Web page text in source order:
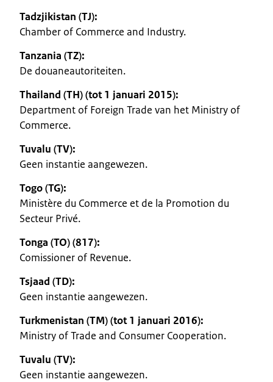
Tadzjikistan (TJ):
Chamber of Commerce and Industry.
Tanzania (TZ):
De douaneautoriteiten.
Thailand (TH) (tot 1 januari 2015):
Department of Foreign Trade van het Ministry of
Commerce.
Tuvalu (TV):
Geen instantie aangewezen.
Togo (TG):
Ministère du Commerce et de la Promotion du
Secteur Privé.
Tonga (TO) (817):
Comissioner of Revenue.
Tsjaad (TD):
Geen instantie aangewezen.
Turkmenistan (TM) (tot 1 januari 2016):
Ministry of Trade and Consumer Cooperation.
Tuvalu (TV):
Geen instantie aangewezen.